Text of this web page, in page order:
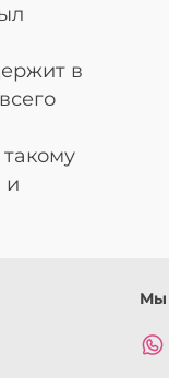
в
и
Мы